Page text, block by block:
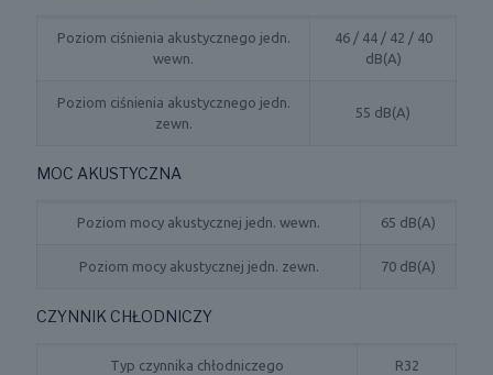
Poziom ciśnienia akustycznego jedn.
wewn.
46 / 44 / 42 / 40
dB(A)
Poziom ciśnienia akustycznego jedn.
zewn.
55 dB(A)
MOC AKUSTYCZNA
Poziom mocy akustycznej jedn. wewn. 65 dB(A)
Poziom mocy akustycznej jedn. zewn. 70 dB(A)
CZYNNIK CHŁODNICZY
Typ czynnika chłodniczego R32